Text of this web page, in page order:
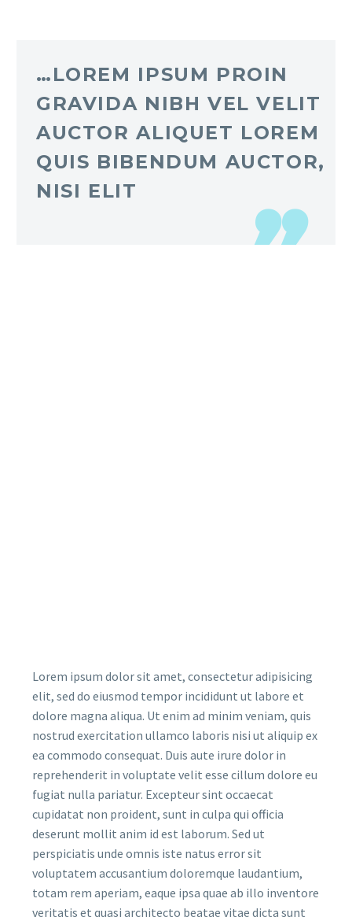
…LOREM IPSUM PROIN
GRAVIDA NIBH VEL VELIT
AUCTOR ALIQUET LOREM
QUIS BIBENDUM AUCTOR,
NISI ELIT
Lorem ipsum dolor sit amet, consectetur adipisicing
elit, sed do eiusmod tempor incididunt ut labore et
dolore magna aliqua. Ut enim ad minim veniam, quis
nostrud exercitation ullamco laboris nisi ut aliquip ex
ea commodo consequat. Duis aute irure dolor in
reprehenderit in voluptate velit esse cillum dolore eu
fugiat nulla pariatur. Excepteur sint occaecat
cupidatat non proident, sunt in culpa qui officia
deserunt mollit anim id est laborum. Sed ut
perspiciatis unde omnis iste natus error sit
voluptatem accusantium doloremque laudantium,
totam rem aperiam, eaque ipsa quae ab illo inventore
veritatis et quasi architecto beatae vitae dicta sunt